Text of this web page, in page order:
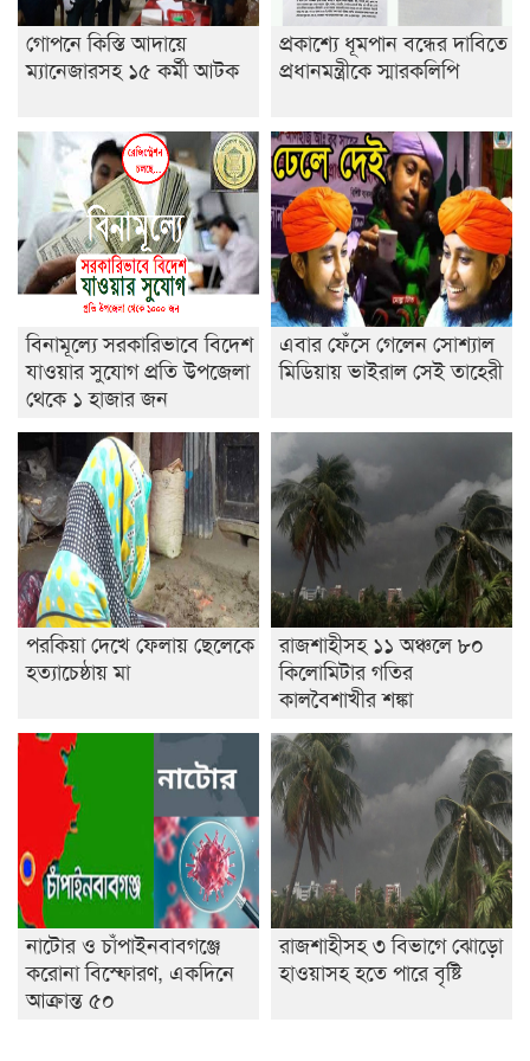
ইসলামের ইতিহাস ও সংস্কৃতি বিভাগের লাইট হাউজ ক্লাবের
নেতৃত্ব ইসতিয়াক-মাহফুজ
ডাকসুতে শিবিরের নিরঙ্কুশ জয়
রাজশাহীতে ট্রাকচাপায় ভ্যানচালক নিহত
শেষ সময়ে ভোট কারচুরি অভিযোগ আবিদের
গোপনে কিস্তি আদায়ে
ম্যানেজারসহ ১৫ কর্মী আটক
প্রকাশ্যে ধূমপান বন্ধের দাবিতে
প্রধানমন্ত্রীকে স্মারকলিপি
বিনামূল্যে সরকারিভাবে বিদেশ
যাওয়ার সুযোগ প্রতি উপজেলা
থেকে ১ হাজার জন
এবার ফেঁসে গেলেন সোশ্যাল
মিডিয়ায় ভাইরাল সেই তাহেরী
পরকিয়া দেখে ফেলায় ছেলেকে
হত্যাচেষ্ঠায় মা
রাজশাহীসহ ১১ অঞ্চলে ৮০
কিলোমিটার গতির
কালবৈশাখীর শঙ্কা
নাটোর ও চাঁপাইনবাবগঞ্জে
করোনা বিস্ফোরণ, একদিনে
আক্রান্ত ৫০
রাজশাহীসহ ৩ বিভাগে ঝোড়ো
হাওয়াসহ হতে পারে বৃষ্টি